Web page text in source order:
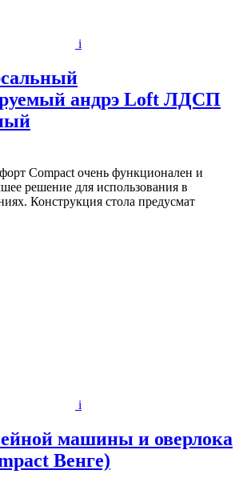
i
андрэ Loft ЛДСП
Compact очень функционален и
решение для использования в
Конструкция стола предусмат
i
машины и оверлока
Венге)